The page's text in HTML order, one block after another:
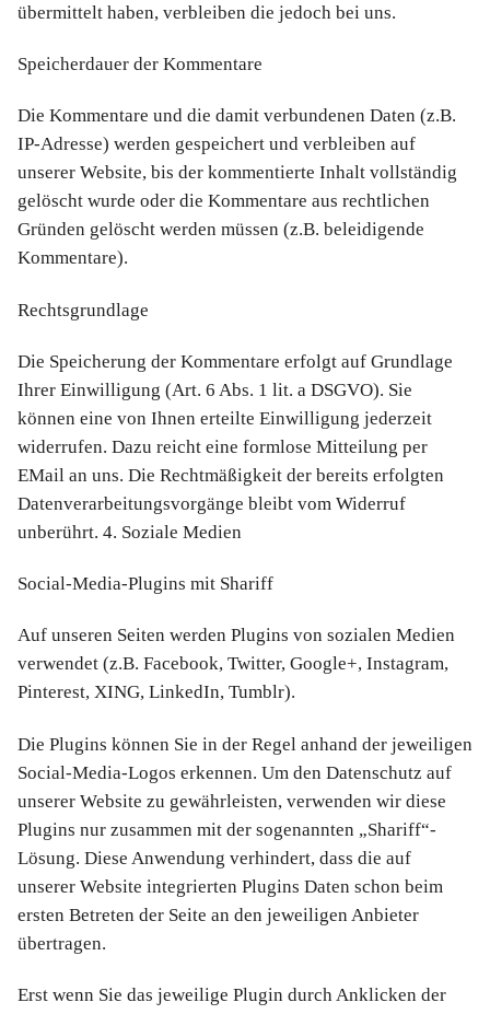
übermittelt haben, verbleiben die jedoch bei uns.
Speicherdauer der Kommentare
Die Kommentare und die damit verbundenen Daten (z.B.
IP-Adresse) werden gespeichert und verbleiben auf
unserer Website, bis der kommentierte Inhalt vollständig
gelöscht wurde oder die Kommentare aus rechtlichen
Gründen gelöscht werden müssen (z.B. beleidigende
Kommentare).
Rechtsgrundlage
Die Speicherung der Kommentare erfolgt auf Grundlage
Ihrer Einwilligung (Art. 6 Abs. 1 lit. a DSGVO). Sie
können eine von Ihnen erteilte Einwilligung jederzeit
widerrufen. Dazu reicht eine formlose Mitteilung per
EMail an uns. Die Rechtmäßigkeit der bereits erfolgten
Datenverarbeitungsvorgänge bleibt vom Widerruf
unberührt. 4. Soziale Medien
Social-Media-Plugins mit Shariff
Auf unseren Seiten werden Plugins von sozialen Medien
verwendet (z.B. Facebook, Twitter, Google+, Instagram,
Pinterest, XING, LinkedIn, Tumblr).
Die Plugins können Sie in der Regel anhand der jeweiligen
Social-Media-Logos erkennen. Um den Datenschutz auf
unserer Website zu gewährleisten, verwenden wir diese
Plugins nur zusammen mit der sogenannten „Shariff“-
Lösung. Diese Anwendung verhindert, dass die auf
unserer Website integrierten Plugins Daten schon beim
ersten Betreten der Seite an den jeweiligen Anbieter
übertragen.
Erst wenn Sie das jeweilige Plugin durch Anklicken der